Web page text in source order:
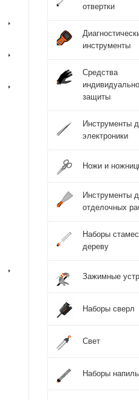
отвертки
инструменты
Средства
защиты
Инструменты
электроники
Ножи и
Инструменты
отделочных
Наборы
дереву
Зажимные
Наборы сверл
Свет
Наборы